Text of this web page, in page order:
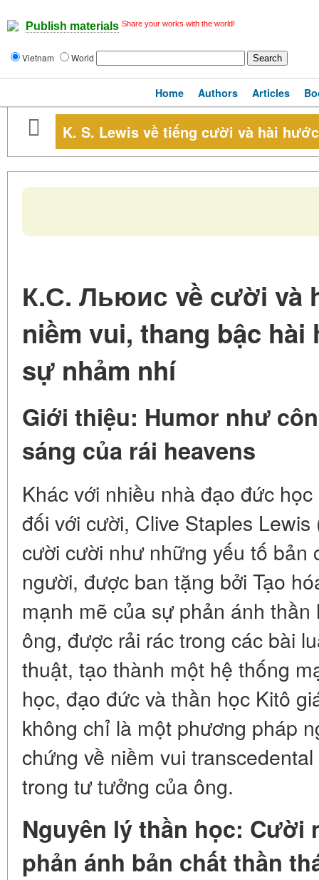
Publish materials Share your works with the world!
Vietnam World
Home Authors Articles
K. S. Lewis về tiếng cười và hài hước
К.С. Льюис về cười và
niềm vui, thang bậc
sự nhảm nhí
Giới thiệu: Humor như
sáng của rái heavens
Khác với nhiều nhà đạo đức
đối với cười, Clive Staples
cười cười như những yếu tố bản
người, được ban tặng bởi Tạo
mạnh mẽ của sự phản ánh
ông, được rải rác trong các bài
thuật, tạo thành một hệ thống
học, đạo đức và thần học Kitô
không chỉ là một phương pháp
chứng về niềm vui
trong tư tưởng của ông.
Nguyên lý thần học: Cười
phản ánh bản chất thần